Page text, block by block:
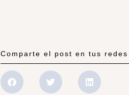
Comparte el post en tus